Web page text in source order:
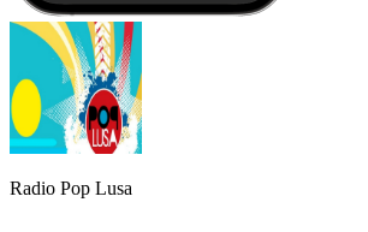
Radio Pop Lusa